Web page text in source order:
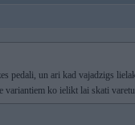
pedali, un ari kad vajadzigs
variantiem ko ielikt lai skati